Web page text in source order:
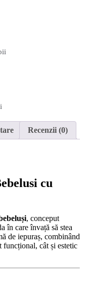
Recenzii (0)
cu
, conceput
în care învață să stea
de iepuraș, combinând
cât și estetic